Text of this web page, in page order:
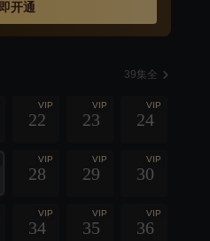
主要人选。赵宵是伺候帝王
和赵宵三人的命运因此开始
开通
39集全
VIP
22
VIP
23
VIP
24
VIP
28
VIP
29
VIP
30
VIP
34
VIP
35
VIP
36